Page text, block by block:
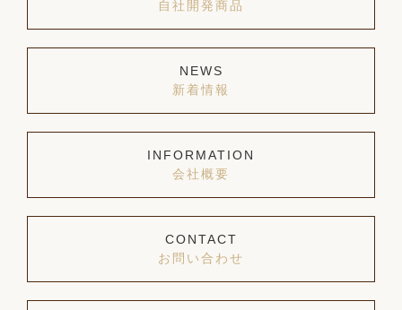
自社開発商品
NEWS
新着情報
INFORMATION
会社概要
CONTACT
お問い合わせ